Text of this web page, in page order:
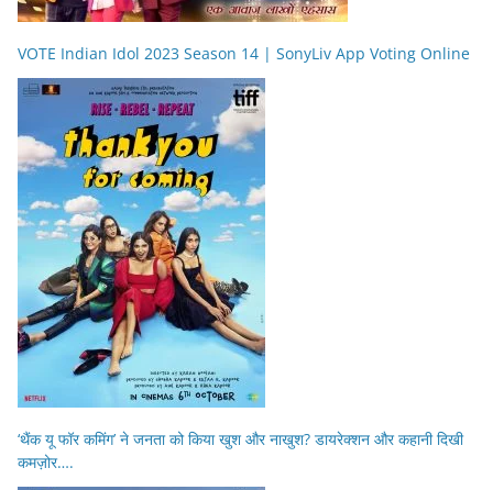
VOTE Indian Idol 2023 Season 14 | SonyLiv App Voting Online
‘थैंक यू फॉर कमिंग’ ने जनता को किया खुश और नाखुश? डायरेक्शन और कहानी दिखी
कमज़ोर….